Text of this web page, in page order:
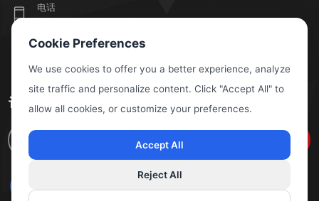
电话
export@escoelektrik.com
订阅我们的新闻简报
Cookie Preferences
We use cookies to offer you a better experience, analyze
site traffic and personalize content. Click "Accept All" to
allow all cookies, or customize your preferences.
Accept All
Reject All